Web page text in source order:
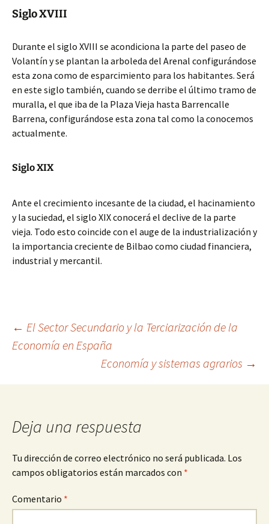
Siglo XVIII
Durante el siglo XVIII se acondiciona la parte del paseo de
Volantín y se plantan la arboleda del Arenal configurándose
esta zona como de esparcimiento para los habitantes. Será
en este siglo también, cuando se derribe el último tramo de
muralla, el que iba de la Plaza Vieja hasta Barrencalle
Barrena, configurándose esta zona tal como la conocemos
actualmente.
Siglo XIX
Ante el crecimiento incesante de la ciudad, el hacinamiento
y la suciedad, el siglo XIX conocerá el declive de la parte
vieja. Todo esto coincide con el auge de la industrialización y
la importancia creciente de Bilbao como ciudad financiera,
industrial y mercantil.
Navegación
← El Sector Secundario y la Terciarización de la
Economía en España
Economía y sistemas agrarios →
Deja una respuesta
Tu dirección de correo electrónico no será publicada. Los
campos obligatorios están marcados con *
Comentario *